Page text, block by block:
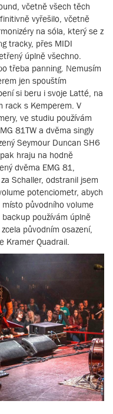
včetně všech těch
vyřešilo, včetně
na sóla, který se z
tracky, přes MIDI
úplně všechno.
třeba panning. Nemusím
jen spouštím
si beru i svoje Latté, na
rack s Kemperem. V
ve studiu používám
81TW a dvěma singly
Seymour Duncan SH6
hraju na hodně
dvěma EMG 81,
Schaller, odstranil jsem
potenciometr, abych
původního volume
používám úplně
původním osazení,
Kramer Quadrail.